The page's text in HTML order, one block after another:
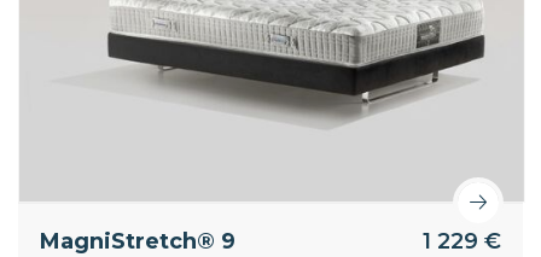
MagniStretch® 9 1 229 €